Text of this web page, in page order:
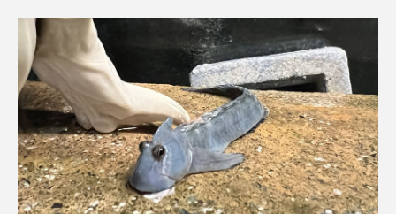
ロックシュリンプ ワカサギ ワカメ
ワタカ ワニ ワレカラ
下田海中水族館 世界遺産 両生類
交雑 企画 伝承 伝統料理
保全 健康 八景島シーパラダイス